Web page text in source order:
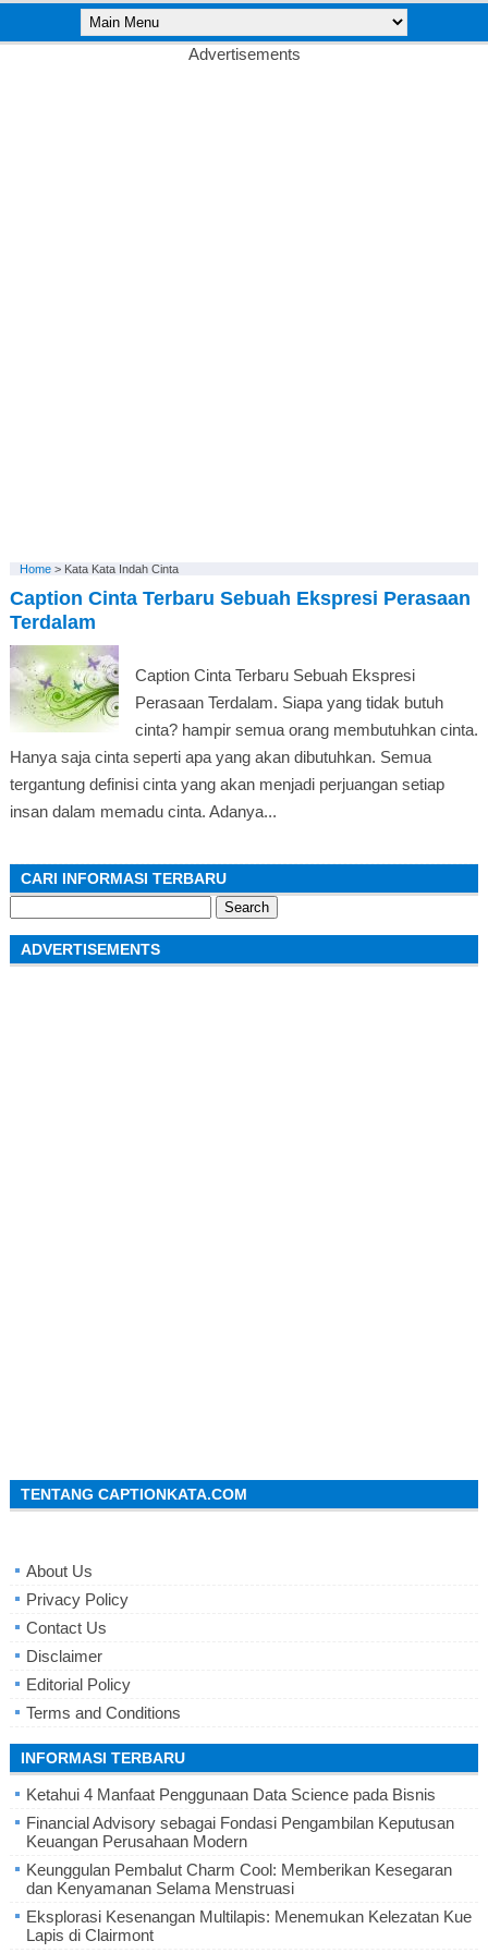
Advertisements
Home> Kata Kata Indah Cinta
Caption Cinta Terbaru Sebuah Ekspresi Perasaan
Terdalam
Caption Cinta Terbaru Sebuah Ekspresi
Perasaan Terdalam. Siapa yang tidak butuh
cinta? hampir semua orang membutuhkan cinta.
Hanya saja cinta seperti apa yang akan dibutuhkan. Semua
tergantung definisi cinta yang akan menjadi perjuangan setiap
insan dalam memadu cinta. Adanya...
CARI INFORMASI TERBARU
for:
ADVERTISEMENTS
TENTANG CAPTIONKATA.COM
About Us
Privacy Policy
Contact Us
Disclaimer
Editorial Policy
Terms and Conditions
INFORMASI TERBARU
Ketahui 4 Manfaat Penggunaan Data Science pada Bisnis
Financial Advisory sebagai Fondasi Pengambilan Keputusan
Keuangan Perusahaan Modern
Keunggulan Pembalut Charm Cool: Memberikan Kesegaran
dan Kenyamanan Selama Menstruasi
Eksplorasi Kesenangan Multilapis: Menemukan Kelezatan Kue
Lapis di Clairmont